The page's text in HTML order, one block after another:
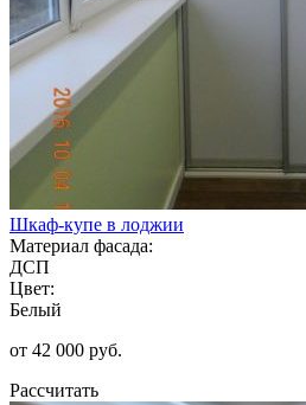
Шкаф-купе в лоджии
Материал фасада:
ДСП
Цвет:
Белый
от 42 000 руб.
Рассчитать